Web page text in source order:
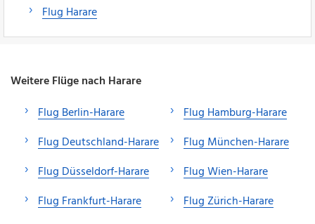
Flug Harare
Weitere Flüge nach Harare
Flug Berlin-Harare
Flug Deutschland-Harare
Flug Düsseldorf-Harare
Flug Frankfurt-Harare
Flug Hamburg-Harare
Flug München-Harare
Flug Wien-Harare
Flug Zürich-Harare